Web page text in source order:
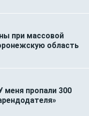
при массовой
область
меня пропали 300